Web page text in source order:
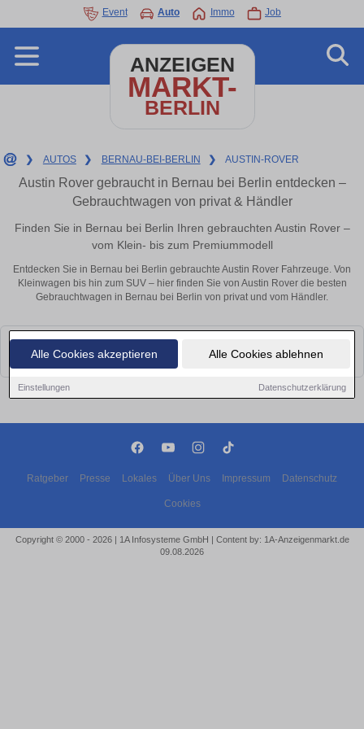
Alle Cookies akzeptieren Alle Cookies ablehnen
Einstellungen Datenschutzerklärung
Event Auto Immo Job
ANZEIGEN
MARKT-
BERLIN
❯ AUTOS ❯ BERNAU-BEI-BERLIN ❯ AUSTIN-ROVER
Austin Rover gebraucht in Bernau bei Berlin entdecken –
Gebrauchtwagen von privat & Händler
Finden Sie in Bernau bei Berlin Ihren gebrauchten Austin Rover –
vom Klein- bis zum Premiummodell
Entdecken Sie in Bernau bei Berlin gebrauchte Austin Rover Fahrzeuge. Von
Kleinwagen bis hin zum SUV – hier finden Sie von Austin Rover die besten
Gebrauchtwagen in Bernau bei Berlin von privat und vom Händler.
Leider konnten wir derzeit keine passenden Autos finden. Schauen Sie
bald wieder vorbei!
Ratgeber Presse Lokales Über Uns Impressum Datenschutz
Cookies
Copyright © 2000 - 2026 | 1A Infosysteme GmbH | Content by: 1A-Anzeigenmarkt.de
09.08.2026